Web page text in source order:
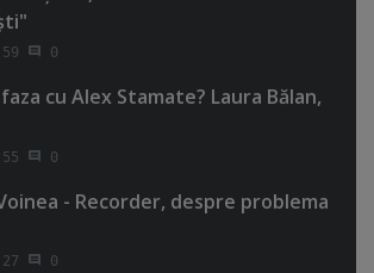
0
faza cu Alex Stamate? Laura Bălan,
0
- Recorder, despre problema
0